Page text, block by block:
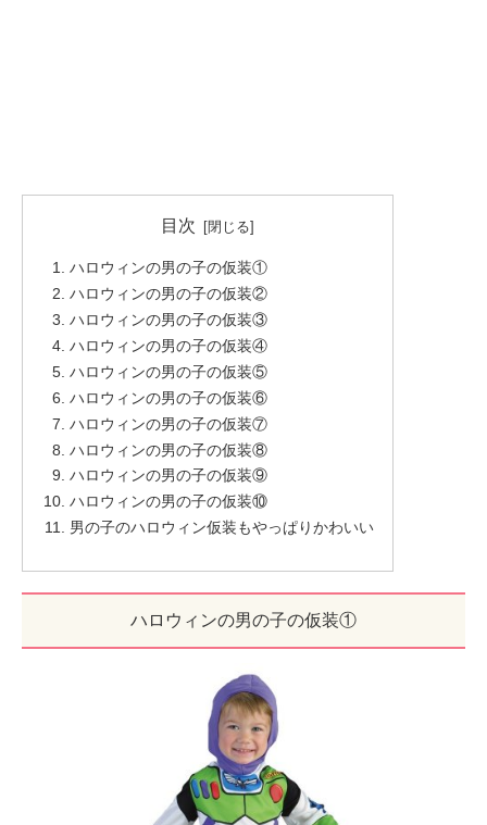
目次
ハロウィンの男の子の仮装①
ハロウィンの男の子の仮装②
ハロウィンの男の子の仮装③
ハロウィンの男の子の仮装④
ハロウィンの男の子の仮装⑤
ハロウィンの男の子の仮装⑥
ハロウィンの男の子の仮装⑦
ハロウィンの男の子の仮装⑧
ハロウィンの男の子の仮装⑨
ハロウィンの男の子の仮装⑩
男の子のハロウィン仮装もやっぱりかわいい
ハロウィンの男の子の仮装①